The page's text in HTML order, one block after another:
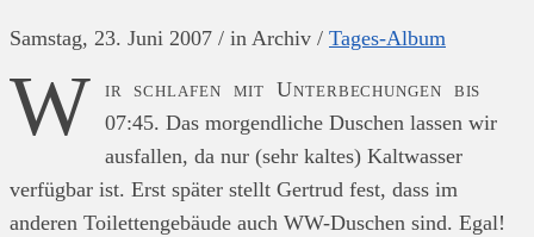
Samstag, 23. Juni 2007 / in Archiv / Tages-Album
W ir schlafen mit Unterbechungen bis
07:45. Das morgendliche Duschen lassen wir
ausfallen, da nur (sehr kaltes) Kaltwasser
verfügbar ist. Erst später stellt Gertrud fest, dass im
anderen Toilettengebäude auch WW-Duschen sind. Egal!